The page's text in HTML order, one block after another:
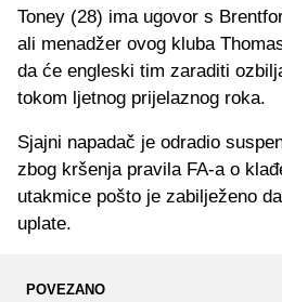
Toney (28) ima ugovor s
ali menadžer ovog kluba
da će engleski tim zaraditi
tokom ljetnog prijelaznog roka.
Sjajni napadač je odradio
zbog kršenja pravila FA-a o
utakmice pošto je zabilježeno
uplate.
POVEZANO